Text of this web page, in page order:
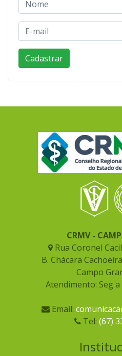
CRMV -
Rua Coronel
B. Chácara
Campo
Atendimento: Seg a
Email:
Tel: (67)